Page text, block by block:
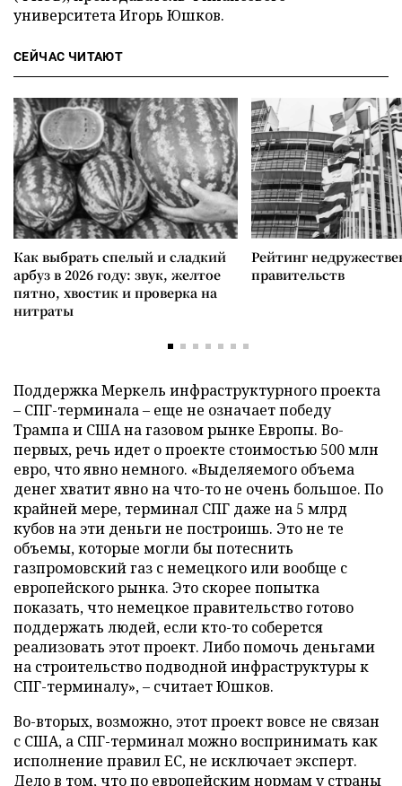
университета Игорь Юшков.
СЕЙЧАС ЧИТАЮТ
Как выбрать спелый и сладкий
арбуз в 2026 году: звук, желтое
пятно, хвостик и проверка на
нитраты
Рейтинг
правительств
Поддержка Меркель инфраструктурного проекта
– СПГ-терминала – еще не означает победу
Трампа и США на газовом рынке Европы. Во-
первых, речь идет о проекте стоимостью 500 млн
евро, что явно немного. «Выделяемого объема
денег хватит явно на что-то не очень большое. По
крайней мере, терминал СПГ даже на 5 млрд
кубов на эти деньги не построишь. Это не те
объемы, которые могли бы потеснить
газпромовский газ с немецкого или вообще с
европейского рынка. Это скорее попытка
показать, что немецкое правительство готово
поддержать людей, если кто-то соберется
реализовать этот проект. Либо помочь деньгами
на строительство подводной инфраструктуры к
СПГ-терминалу», – считает Юшков.
Во-вторых, возможно, этот проект вовсе не связан
с США, а СПГ-терминал можно воспринимать как
исполнение правил ЕС, не исключает эксперт.
Дело в том, что по европейским нормам у страны